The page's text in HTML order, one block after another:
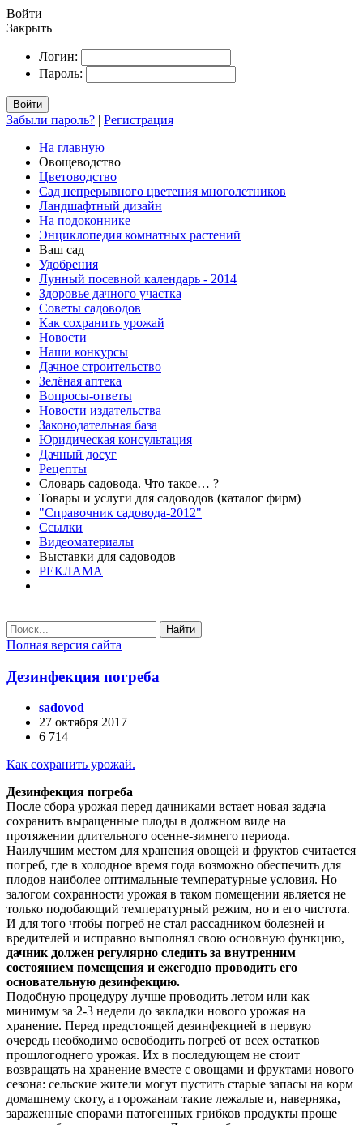
Войти
Закрыть
Логин:
Пароль:
Войти
Забыли пароль? | Регистрация
На главную
Овощеводство
Цветоводство
Сад непрерывного цветения многолетников
Ландшафтный дизайн
На подоконнике
Энциклопедия комнатных растений
Ваш сад
Удобрения
Лунный посевной календарь - 2014
Здоровье дачного участка
Советы садоводов
Как сохранить урожай
Новости
Наши конкурсы
Дачное строительство
Зелёная аптека
Вопросы-ответы
Новости издательства
Законодательная база
Юридическая консультация
Дачный досуг
Рецепты
Словарь садовода. Что такое… ?
Товары и услуги для садоводов (каталог фирм)
"Справочник садовода-2012"
Ссылки
Видеоматериалы
Выставки для садоводов
РЕКЛАМА
Найти
Полная версия сайта
Дезинфекция погреба
sadovod
27 октября 2017
6 714
Как сохранить урожай.
Дезинфекция погреба
После сбора урожая перед дачниками встает новая задача –
сохранить выращенные плоды в должном виде на
протяжении длительного осенне-зимнего периода.
Наилучшим местом для хранения овощей и фруктов считается
погреб, где в холодное время года возможно обеспечить для
плодов наиболее оптимальные температурные условия. Но
залогом сохранности урожая в таком помещении является не
только подобающий температурный режим, но и его чистота.
И для того чтобы погреб не стал рассадником болезней и
вредителей и исправно выполнял свою основную функцию,
дачник должен регулярно следить за внутренним
состоянием помещения и ежегодно проводить его
основательную дезинфекцию.
Подобную процедуру лучше проводить летом или как
минимум за 2-3 недели до закладки нового урожая на
хранение. Перед предстоящей дезинфекцией в первую
очередь необходимо освободить погреб от всех остатков
прошлогоднего урожая. Их в последующем не стоит
возвращать на хранение вместе с овощами и фруктами нового
сезона: сельские жители могут пустить старые запасы на корм
домашнему скоту, а горожанам такие лежалые и, наверняка,
зараженные спорами патогенных грибков продукты проще